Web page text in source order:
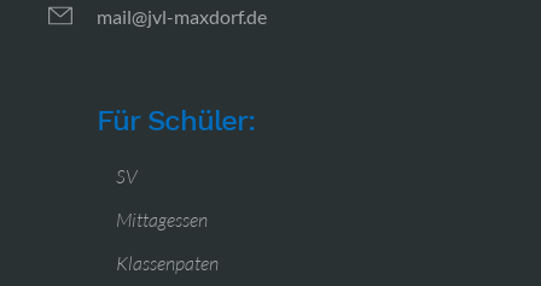
mail@jvl-maxdorf.de
Für Schüler:
SV
Mittagessen
Klassenpaten